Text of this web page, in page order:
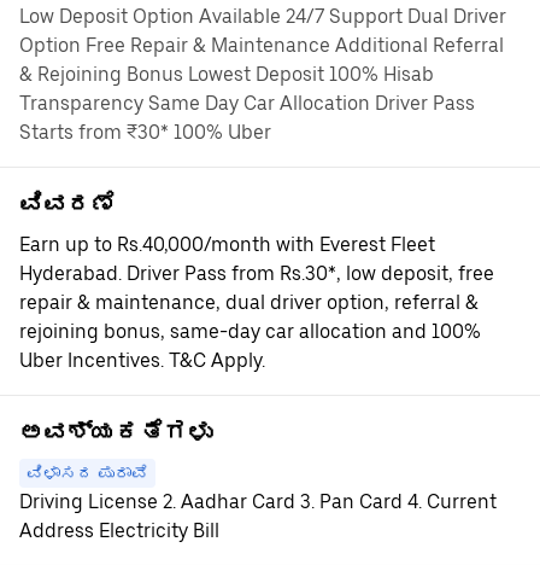
Low Deposit Option Available 24/7 Support Dual Driver
Option Free Repair & Maintenance Additional Referral
& Rejoining Bonus Lowest Deposit 100% Hisab
Transparency Same Day Car Allocation Driver Pass
Starts from ₹30* 100% Uber
ವಿವರಣೆ
Earn up to Rs.40,000/month with Everest Fleet
Hyderabad. Driver Pass from Rs.30*, low deposit, free
repair & maintenance, dual driver option, referral &
rejoining bonus, same-day car allocation and 100%
Uber Incentives. T&C Apply.
ಅವಶ್ಯಕತೆಗಳು
ವಿಳಾಸದ ಪುರಾವೆ
Driving License 2. Aadhar Card 3. Pan Card 4. Current
Address Electricity Bill